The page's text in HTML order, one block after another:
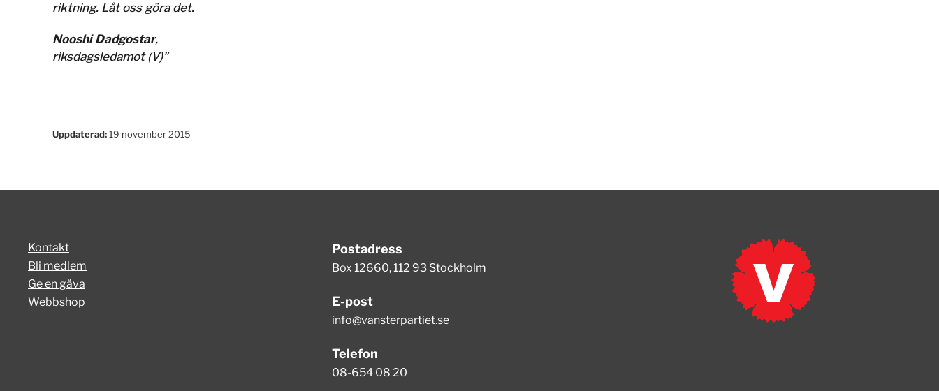
riktning. Låt oss göra det.
Nooshi Dadgostar,
riksdagsledamot (V)”
Uppdaterad:19 november 2015
Kontakt
Bli medlem
Ge en gåva
Webbshop
Postadress
Box 12660, 112 93 Stockholm
E-post
info@vansterpartiet.se
Telefon
08-654 08 20